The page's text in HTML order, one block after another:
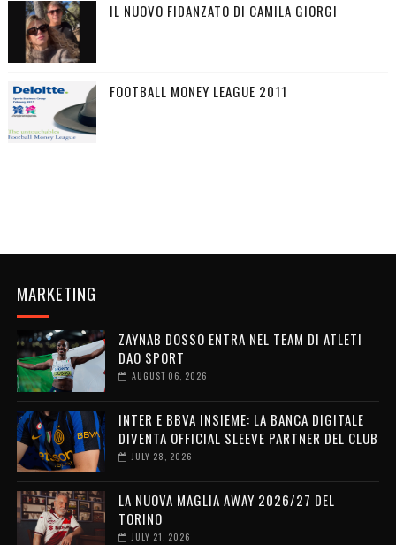
IL NUOVO FIDANZATO DI CAMILA GIORGI
FOOTBALL MONEY LEAGUE 2011
MARKETING
ZAYNAB DOSSO ENTRA NEL TEAM DI ATLETI
DAO SPORT
AUGUST 06, 2026
INTER E BBVA INSIEME: LA BANCA DIGITALE
DIVENTA OFFICIAL SLEEVE PARTNER DEL CLUB
JULY 28, 2026
LA NUOVA MAGLIA AWAY 2026/27 DEL
TORINO
JULY 21, 2026